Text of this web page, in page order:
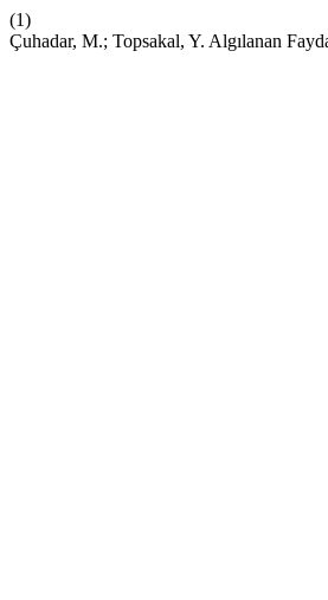
(1)
Çuhadar, M.; Topsakal, Y. Algılanan